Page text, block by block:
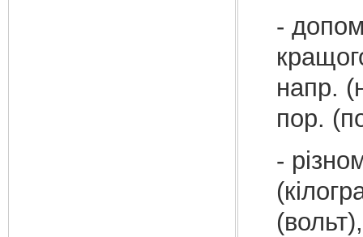
-
напр.
пор.
-